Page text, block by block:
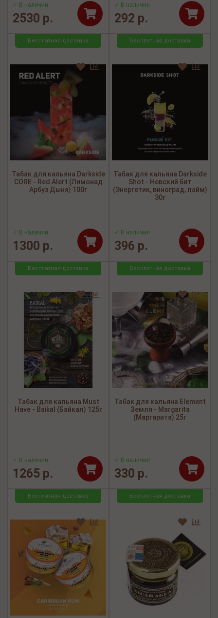
✓ В наличии
2530 р.
✓ В наличии
292 р.
Бесплатная доставка
Табак для кальяна Darkside
CORE - Red Alert (Лимонад
Арбуз Дыня) 100г
✓ В наличии
1300 р.
Бесплатная доставка
Табак для кальяна Darkside
Shot - Невский бит
(Энергетик, виноград, лайм)
30г
✓ В наличии
396 р.
Бесплатная доставка
Табак для кальяна Must
Have - Baikal (Байкал) 125г
✓ В наличии
1265 р.
Бесплатная доставка
Табак для кальяна Element
Земля - Margarita
(Маргарита) 25г
✓ В наличии
330 р.
Бесплатная доставка Бесплатная доставка